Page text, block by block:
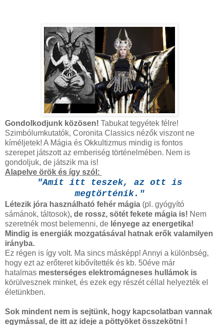
Gondolkodjunk közösen! Tabukat tegyétek félre!
Szimbólumkutatók, Coronita Classics nézők viszont ne
kíméljetek! A Mágia és Okkultizmus mindig is fontos
szerepet játszott az emberiség történelmében. Nem is
gondoljuk, de játszik ma is!
Alapelve örök és így szól:
"Amit itt teszek, az ott is
megtörténik."
Létezik jóra használható fehér mágia (pl. gyógyító
sámánok, táltosok), de rossz, sötét fekete mágia is! Nem
szeretnék most belemenni, de lényege az energetika!
Mindig is energiák mozgatásával hatnak erők valamilyen
irányba.
Ez régen is így volt. Ma sincs másképp! Annyi a különbség,
hogy ezt az erőteret kibővítették és kb. 50éve már
hatalmas mesterséges elektromágneses hullámok is
körülvesznek minket, és ezek egy részét céllal helyezték el
életünkben.
Sok mindent nem is sejtünk, hogy kapcsolatban vannak
egymással, de itt az ideje a pöttyöket összekötni !